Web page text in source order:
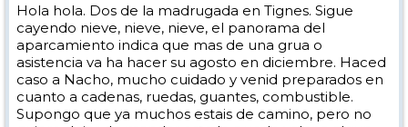
Hola hola. Dos de la madrugada en Tignes. Sigue
cayendo nieve, nieve, nieve, el panorama del
aparcamiento indica que mas de una grua o
asistencia va ha hacer su agosto en diciembre. Haced
caso a Nacho, mucho cuidado y venid preparados en
cuanto a cadenas, ruedas, guantes, combustible.
Supongo que ya muchos estais de camino, pero no